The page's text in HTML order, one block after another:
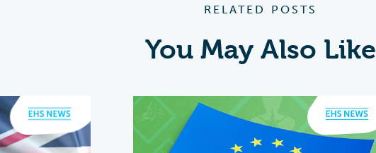
RELATED POSTS
You May Also Like